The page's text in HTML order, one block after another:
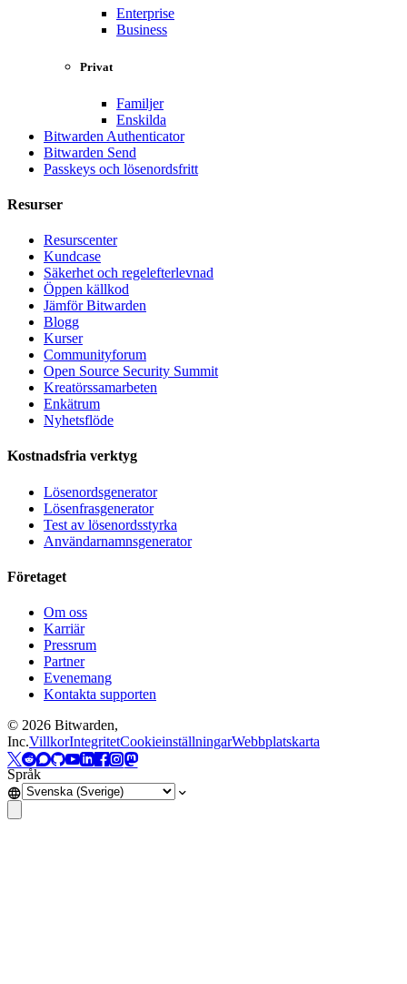
Enterprise
Business
Privat
Familjer
Enskilda
Bitwarden Authenticator
Bitwarden Send
Passkeys och lösenordsfritt
Resurser
Resurscenter
Kundcase
Säkerhet och regelefterlevnad
Öppen källkod
Jämför Bitwarden
Blogg
Kurser
Communityforum
Open Source Security Summit
Kreatörssamarbeten
Enkätrum
Nyhetsflöde
Kostnadsfria verktyg
Lösenordsgenerator
Lösenfrasgenerator
Test av lösenordsstyrka
Användarnamnsgenerator
Företaget
Om oss
Karriär
Pressrum
Partner
Evenemang
Kontakta supporten
© 2026 Bitwarden,
Inc.VillkorIntegritetCookieinställningarWebbplatskarta
Språk